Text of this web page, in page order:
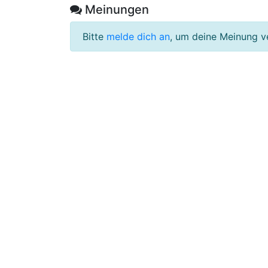
Meinungen
Bitte melde dich an, um deine Meinung